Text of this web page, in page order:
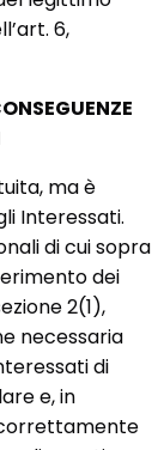
6,
ma è
Interessati.
di cui sopra
dei
2(1),
necessaria
di
e, in